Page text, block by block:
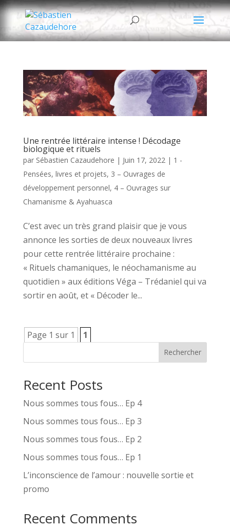
Une rentrée littéraire intense ! Décodage
biologique et rituels
par Sébastien Cazaudehore | Juin 17, 2022 | 1 -
Pensées, livres et projets, 3 – Ouvrages de
développement personnel, 4 – Ouvrages sur
Chamanisme & Ayahuasca
C’est avec un très grand plaisir que je vous
annonce les sorties de deux nouveaux livres
pour cette rentrée littéraire prochaine :
« Rituels chamaniques, le néochamanisme au
quotidien » aux éditions Véga – Trédaniel qui va
sortir en août, et « Décoder le...
Page 1 sur 1 1
Rechercher
Recent Posts
Nous sommes tous fous… Ep 4
Nous sommes tous fous… Ep 3
Nous sommes tous fous… Ep 2
Nous sommes tous fous… Ep 1
L’inconscience de l’amour : nouvelle sortie et
promo
Recent Comments